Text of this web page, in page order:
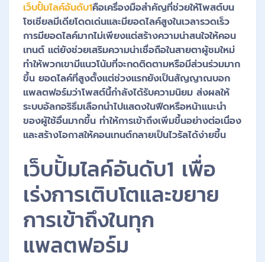
เว็บปั้มไลค์อันดับ1คือเครื่องมือสำคัญที่ช่วยให้โพสต์บน
โซเชียลมีเดียโดดเด่นและมียอดไลค์สูงในเวลารวดเร็ว
การมียอดไลค์มากไม่เพียงแต่สร้างความน่าสนใจให้คอน
เทนต์ แต่ยังช่วยเสริมความน่าเชื่อถือในสายตาผู้ชมใหม่
ทำให้พวกเขามีแนวโน้มที่จะกดติดตามหรือมีส่วนร่วมมาก
ขึ้น ยอดไลค์ที่สูงตั้งแต่ช่วงแรกยังเป็นสัญญาณบอก
แพลตฟอร์มว่าโพสต์นี้กำลังได้รับความนิยม ส่งผลให้
ระบบอัลกอริธึมเลือกนำไปแสดงในฟีดหรือหน้าแนะนำ
ของผู้ใช้อื่นมากขึ้น ทำให้การเข้าถึงเพิ่มขึ้นอย่างต่อเนื่อง
และสร้างโอกาสให้คอนเทนต์กลายเป็นไวรัลได้ง่ายขึ้น
เว็บปั้มไลค์อันดับ1 เพื่อ
เร่งการเติบโตและขยาย
การเข้าถึงในทุก
แพลตฟอร์ม